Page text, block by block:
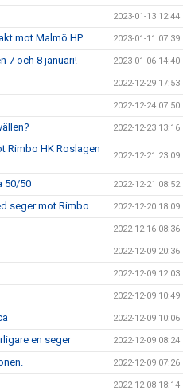
2023-01-13 12:44
mot Malmö HP 2023-01-11 07:39
7 och 8 januari! 2023-01-06 14:40
2022-12-29 17:53
2022-12-24 07:50
2022-12-23 13:16
Rimbo HK Roslagen
2022-12-21 23:09
50/50 2022-12-21 08:52
seger mot Rimbo 2022-12-20 18:09
2022-12-16 08:36
2022-12-09 20:36
2022-12-09 12:03
2022-12-09 10:49
2022-12-09 10:06
en seger 2022-12-09 08:24
2022-12-09 07:26
2022-12-08 18:14